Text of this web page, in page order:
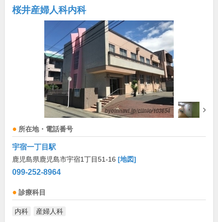
桜井産婦人科内科
所在地・電話番号
宇宿一丁目駅
鹿児島県鹿児島市宇宿1丁目51-16 [地図]
099-252-8964
診療科目
内科 産婦人科